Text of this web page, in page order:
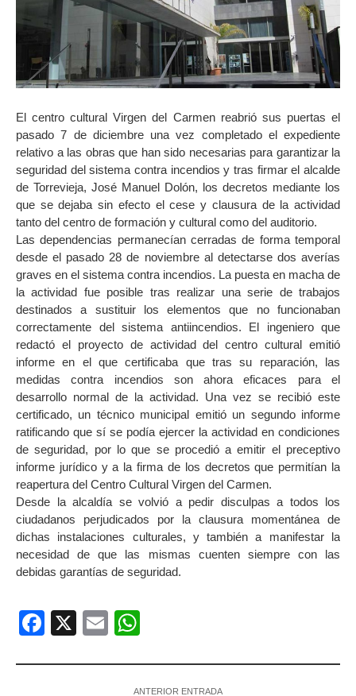
El centro cultural Virgen del Carmen reabrió sus puertas el
pasado 7 de diciembre una vez completado el expediente
relativo a las obras que han sido necesarias para garantizar la
seguridad del sistema contra incendios y tras firmar el alcalde
de Torrevieja, José Manuel Dolón, los decretos mediante los
que se dejaba sin efecto el cese y clausura de la actividad
tanto del centro de formación y cultural como del auditorio.
Las dependencias permanecían cerradas de forma temporal
desde el pasado 28 de noviembre al detectarse dos averías
graves en el sistema contra incendios. La puesta en macha de
la actividad fue posible tras realizar una serie de trabajos
destinados a sustituir los elementos que no funcionaban
correctamente del sistema antiincendios. El ingeniero que
redactó el proyecto de actividad del centro cultural emitió
informe en el que certificaba que tras su reparación, las
medidas contra incendios son ahora eficaces para el
desarrollo normal de la actividad. Una vez se recibió este
certificado, un técnico municipal emitió un segundo informe
ratificando que sí se podía ejercer la actividad en condiciones
de seguridad, por lo que se procedió a emitir el preceptivo
informe jurídico y a la firma de los decretos que permitían la
reapertura del Centro Cultural Virgen del Carmen.
Desde la alcaldía se volvió a pedir disculpas a todos los
ciudadanos perjudicados por la clausura momentánea de
dichas instalaciones culturales, y también a manifestar la
necesidad de que las mismas cuenten siempre con las
debidas garantías de seguridad.
Facebook
X Email
ANTERIOR ENTRADA